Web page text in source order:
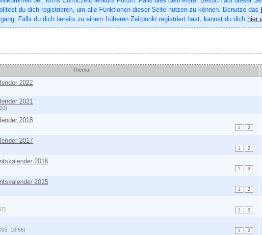
du dich registrieren, um alle Funktionen dieser Seite nutzen zu können. Benutze das
Falls du dich bereits zu einem früheren Zeitpunkt registriert hast, kannst du dich hier
Thema
2022
2021
2018
1 2
2017
1 2
2016
1 2
2015
1 2
1 2
1 2
18:56)